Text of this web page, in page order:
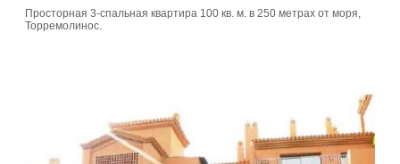
Просторная 3-спальная квартира 100 кв. м. в 250 метрах от моря,
Торремолинос.